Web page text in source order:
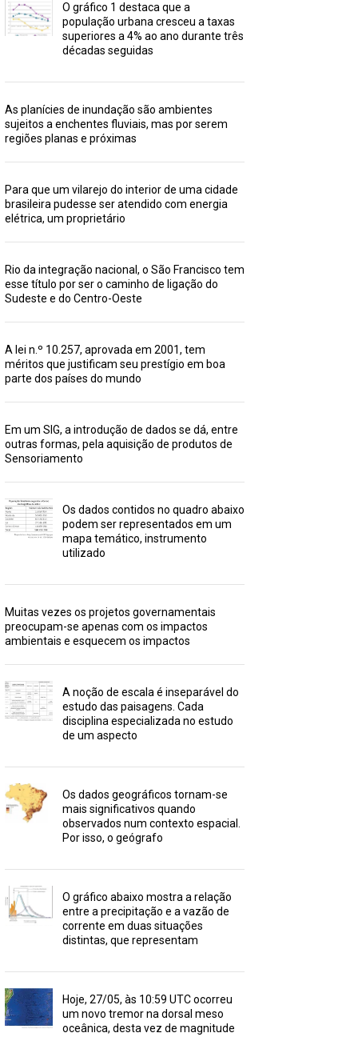
O gráfico 1 destaca que a
população urbana cresceu a taxas
superiores a 4% ao ano durante três
décadas seguidas
As planícies de inundação são ambientes
sujeitos a enchentes fluviais, mas por serem
regiões planas e próximas
Para que um vilarejo do interior de uma cidade
brasileira pudesse ser atendido com energia
elétrica, um proprietário
Rio da integração nacional, o São Francisco tem
esse título por ser o caminho de ligação do
Sudeste e do Centro-Oeste
A lei n.º 10.257, aprovada em 2001, tem
méritos que justificam seu prestígio em boa
parte dos países do mundo
Em um SIG, a introdução de dados se dá, entre
outras formas, pela aquisição de produtos de
Sensoriamento
Os dados contidos no quadro abaixo
podem ser representados em um
mapa temático, instrumento
utilizado
Muitas vezes os projetos governamentais
preocupam-se apenas com os impactos
ambientais e esquecem os impactos
A noção de escala é inseparável do
estudo das paisagens. Cada
disciplina especializada no estudo
de um aspecto
Os dados geográficos tornam-se
mais significativos quando
observados num contexto espacial.
Por isso, o geógrafo
O gráfico abaixo mostra a relação
entre a precipitação e a vazão de
corrente em duas situações
distintas, que representam
Hoje, 27/05, às 10:59 UTC ocorreu
um novo tremor na dorsal meso
oceânica, desta vez de magnitude